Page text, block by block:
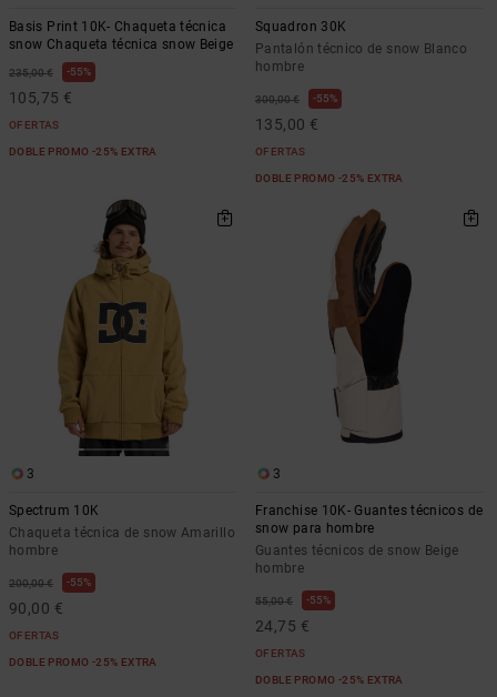
Basis Print 10K- Chaqueta técnica
snow Chaqueta técnica snow Beige
235,00 € 55%
105,75 €
OFERTAS
DOBLE PROMO -25% EXTRA
Squadron 30K
Pantalón técnico de snow Blanco
hombre
300,00 € 55%
135,00 €
OFERTAS
DOBLE PROMO -25% EXTRA
3
Spectrum 10K
Chaqueta técnica de snow Amarillo
hombre
200,00 € 55%
90,00 €
OFERTAS
DOBLE PROMO -25% EXTRA
3
Franchise 10K- Guantes técnicos de
snow para hombre
Guantes técnicos de snow Beige
hombre
55,00 € 55%
24,75 €
OFERTAS
DOBLE PROMO -25% EXTRA